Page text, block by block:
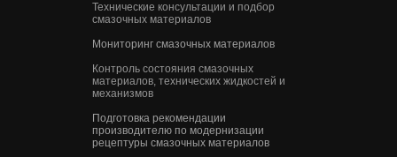
Технические консультации и подбор
смазочных материалов
Мониторинг смазочных материалов
Контроль состояния смазочных
материалов, технических жидкостей и
механизмов
Подготовка рекомендации
производителю по модернизации
рецептуры смазочных материалов